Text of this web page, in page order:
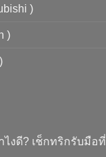
)
)
งดี? เช็กทริกรับมือ